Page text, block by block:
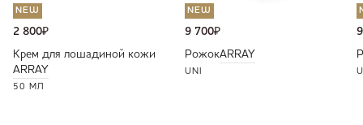
NEW
2 800₽
Крем для лошадиной кожи
ARRAY
50 МЛ
NEW
9 700₽
РожокARRAY
UNI